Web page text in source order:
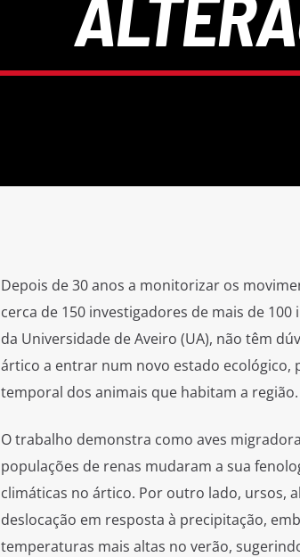
Depois de 30 anos a monitorizar os
cerca de 150 investigadores de mais de
da Universidade de Aveiro (UA), não têm
ártico a entrar num novo estado ecológico,
temporal dos animais que habitam a
O trabalho demonstra como aves
populações de renas mudaram a sua
climáticas no ártico. Por outro lado, ursos,
deslocação em resposta à precipitação,
temperaturas mais altas no verão,